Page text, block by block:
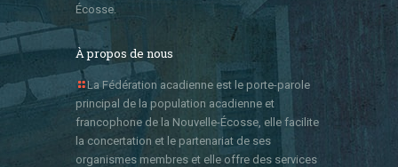
Écosse.
À propos de nous
La Fédération acadienne est le porte-parole
principal de la population acadienne et
francophone de la Nouvelle-Écosse, elle facilite
la concertation et le partenariat de ses
organismes membres et elle offre des services